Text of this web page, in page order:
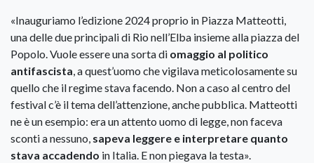
«Inauguriamo l’edizione 2024 proprio in Piazza Matteotti,
una delle due principali di Rio nell’Elba insieme alla piazza del
Popolo. Vuole essere una sorta di omaggio al politico
antifascista , a quest’uomo che vigilava meticolosamente su
quello che il regime stava facendo. Non a caso al centro del
festival c’è il tema dell’attenzione, anche pubblica. Matteotti
ne è un esempio: era un attento uomo di legge, non faceva
sconti a nessuno, sapeva leggere e interpretare quanto
stava accadendo in Italia. E non piegava la testa».